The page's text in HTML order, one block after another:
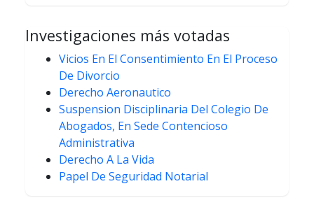
Investigaciones más votadas
Vicios En El Consentimiento En El Proceso
De Divorcio
Derecho Aeronautico
Suspension Disciplinaria Del Colegio De
Abogados, En Sede Contencioso
Administrativa
Derecho A La Vida
Papel De Seguridad Notarial